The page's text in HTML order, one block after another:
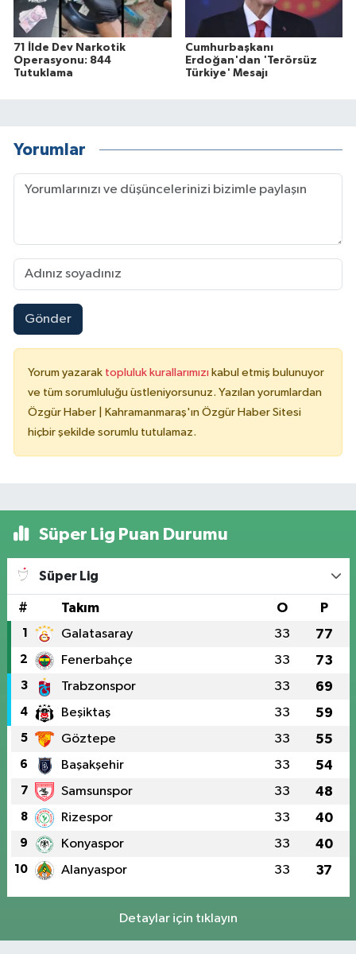
71 İlde Dev Narkotik
Operasyonu: 844
Tutuklama
Cumhurbaşkanı
Erdoğan'dan 'Terörsüz
Türkiye' Mesajı
Yorumlar
Gönder
Yorum yazarak topluluk kurallarımızı kabul etmiş bulunuyor
ve tüm sorumluluğu üstleniyorsunuz. Yazılan yorumlardan
Özgür Haber | Kahramanmaraş'ın Özgür Haber Sitesi
hiçbir şekilde sorumlu tutulamaz.
Süper Lig Puan Durumu
Süper Lig
# Takım O P
1 Galatasaray 33 77
2 Fenerbahçe 33 73
3 Trabzonspor 33 69
4 Beşiktaş 33 59
5 Göztepe 33 55
6 Başakşehir 33 54
7 Samsunspor 33 48
8 Rizespor 33 40
9 Konyaspor 33 40
10 Alanyaspor 33 37
Detaylar için tıklayın